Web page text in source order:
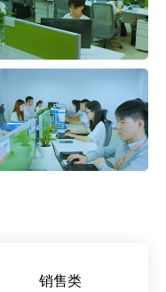
销售类